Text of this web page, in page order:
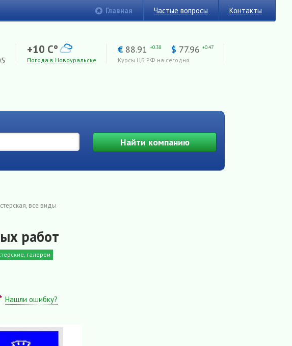
Главная Частые вопросы Контакты
+10 C°
Погода в Новоуральске
€ 88.91 +0.38 $ 77.96 +0.47
Курсы ЦБ РФ на сегодня
Найтикомпанию
все виды
работ
галереи
Нашли ошибку?